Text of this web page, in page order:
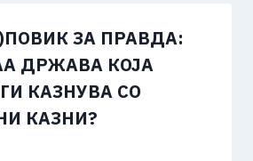
ЗА ПРАВДА:
ДРЖАВА КОЈА
КАЗНУВА СО
КАЗНИ?